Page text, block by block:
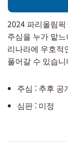
2024 파리올림
주심을 누가 맡
리나라에 우호적
풀어갈 수 있습
주심 : 추후 공
심판 : 미정